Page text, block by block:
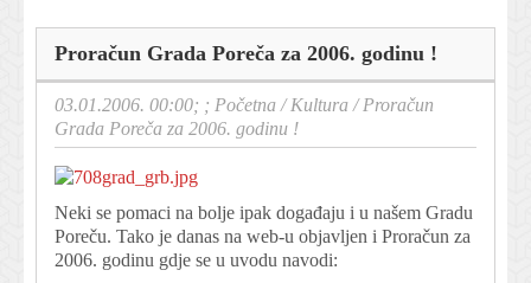
Proračun Grada Poreča za 2006. godinu !
03.01.2006. 00:00; ; Početna /Kultura /Proračun
Grada Poreča za 2006. godinu !
Neki se pomaci na bolje ipak događaju i u našem Gradu
Poreču. Tako je danas na web-u objavljen i Proračun za
2006. godinu gdje se u uvodu navodi: